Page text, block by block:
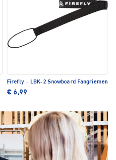
Firefly · LBK-2 Snowboard Fangriemen
€ 6,99